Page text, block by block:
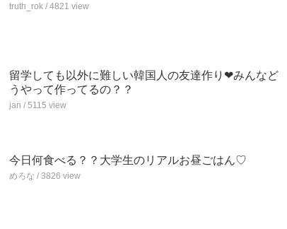
truth_rok / 4821 view
留学しても以外に難しい韓国人の友達作り❤みんなど
うやって作ってるの？？
jan / 5115 view
今日何食べる？？大学生のリアルお昼ごはん♡
めろな / 3826 view